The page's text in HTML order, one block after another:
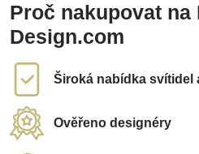
Proč nakupovat na
Design.com
Široká nabídka svítidel
Ověřeno designéry